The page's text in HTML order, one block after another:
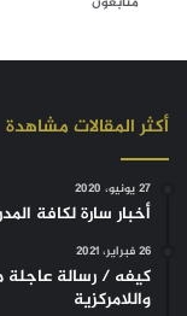
أكثر المقالات مشاهدة
27 يونيو، 2020
أخبار سارة لكافة
26 فبراير، 2021
كيفه / رسالة عاجلة
واللامركزية